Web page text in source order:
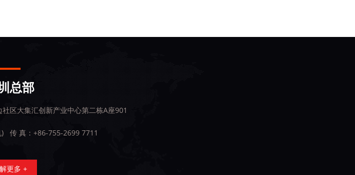
总部
区大集汇创新产业中心第二栋A座901
传 真：+86-755-2699 7711
更多 +